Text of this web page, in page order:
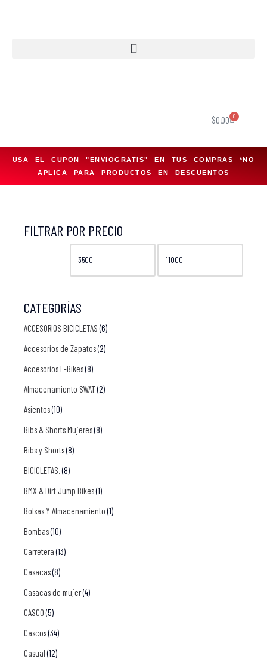
$0.00 0
USA EL CUPON "ENVIOGRATIS" EN TUS COMPRAS *NO
APLICA PARA PRODUCTOS EN DESCUENTOS
FILTRAR POR PRECIO
CATEGORÍAS
ACCESORIOS BICICLETAS (6)
Accesorios de Zapatos(2)
Accesorios E-Bikes(8)
Almacenamiento SWAT (2)
Asientos(10)
Bibs & Shorts Mujeres(8)
Bibs y Shorts(8)
BICICLETAS.(8)
BMX & Dirt Jump Bikes(1)
Bolsas Y Almacenamiento (1)
Bombas(10)
Carretera (13)
Casacas(8)
Casacas de mujer(4)
CASCO (5)
Cascos(34)
Casual (12)